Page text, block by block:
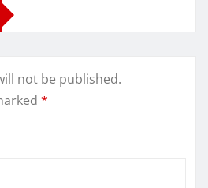
not be published.
*